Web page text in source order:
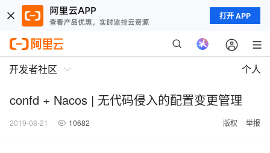
打开 APP
开发者社区 个人
confd + Nacos | 无代码侵入的配置变更管理
2019-08-21 10682 版权 举报